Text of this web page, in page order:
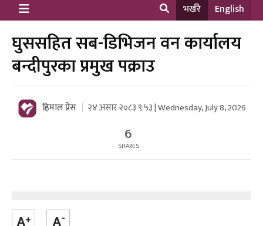
भर्खरै English
घुससहित सब-डिभिजन वन कार्यालय
बन्दीपुरका प्रमुख पक्राउ
हिमाल प्रेस २४ असार २०८३ ९:५३ | Wednesday, July 8, 2026
6
SHARES